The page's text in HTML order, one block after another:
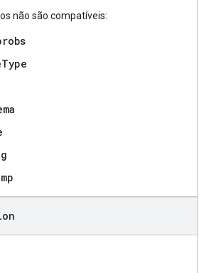
não são compatíveis: